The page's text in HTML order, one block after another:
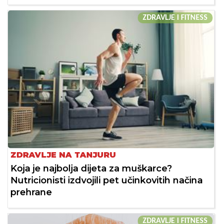
ZDRAVLJE I FITNESS
ZDRAVLJE NA TANJURU
Koja je najbolja dijeta za muškarce?
Nutricionisti izdvojili pet učinkovitih načina
prehrane
ZDRAVLJE I FITNESS